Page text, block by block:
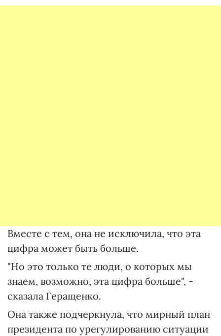
Вместе с тем, она не исключила, что эта
цифра может быть больше.
"Но это только те люди, о которых мы
знаем, возможно, эта цифра больше", -
сказала Геращенко.
Она также подчеркнула, что мирный план
президента по урегулированию ситуации